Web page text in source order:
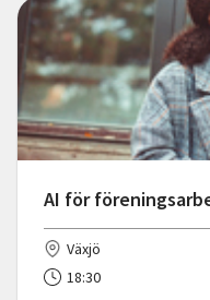
AI för
Växjö
18:30